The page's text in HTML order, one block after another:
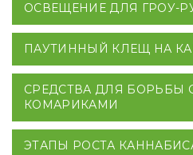
ОСВЕЩЕНИЕ ДЛЯ ГРОУ-
ПАУТИННЫЙ КЛЕЩ НА
СРЕДСТВА ДЛЯ БОРЬБЫ
КОМАРИКАМИ
ЭТАПЫ РОСТА